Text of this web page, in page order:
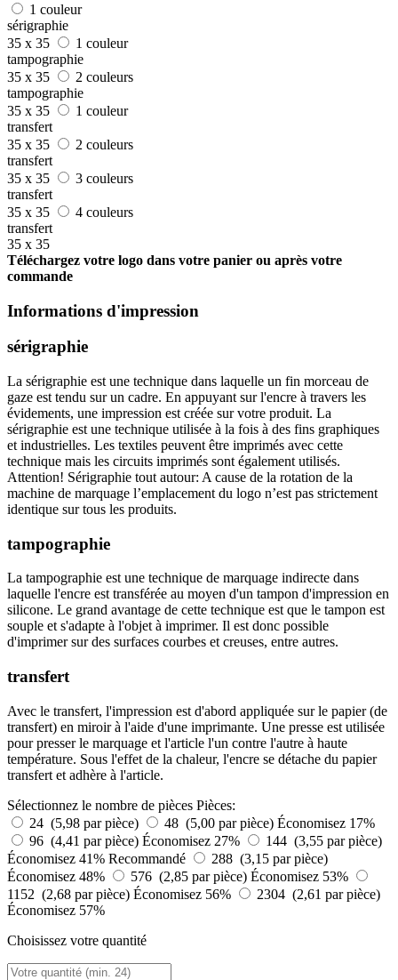
1 couleur
sérigraphie
35 x 35
1 couleur
tampographie
35 x 35
2 couleurs
tampographie
35 x 35
1 couleur
transfert
35 x 35
2 couleurs
transfert
35 x 35
3 couleurs
transfert
35 x 35
4 couleurs
transfert
35 x 35
Téléchargez votre logo dans votre panier ou après votre
commande
Informations d'impression
sérigraphie
La sérigraphie est une technique dans laquelle un fin morceau de
gaze est tendu sur un cadre. En appuyant sur l'encre à travers les
évidements, une impression est créée sur votre produit. La
sérigraphie est une technique utilisée à la fois à des fins graphiques
et industrielles. Les textiles peuvent être imprimés avec cette
technique mais les circuits imprimés sont également utilisés.
Attention! Sérigraphie tout autour: A cause de la rotation de la
machine de marquage l’emplacement du logo n’est pas strictement
identique sur tous les produits.
tampographie
La tampographie est une technique de marquage indirecte dans
laquelle l'encre est transférée au moyen d'un tampon d'impression en
silicone. Le grand avantage de cette technique est que le tampon est
souple et s'adapte à l'objet à imprimer. Il est donc possible
d'imprimer sur des surfaces courbes et creuses, entre autres.
transfert
Avec le transfert, l'impression est d'abord appliquée sur le papier (de
transfert) en miroir à l'aide d'une imprimante. Une presse est utilisée
pour presser le marquage et l'article l'un contre l'autre à haute
température. Sous l'effet de la chaleur, l'encre se détache du papier
transfert et adhère à l'article.
Sélectionnez le nombre de pièces Pièces:
24 (5,98 par pièce)
48 (5,00 par pièce) Économisez 17%
96 (4,41 par pièce) Économisez 27%
144 (3,55 par pièce)
Économisez 41% Recommandé
288 (3,15 par pièce)
Économisez 48%
576 (2,85 par pièce) Économisez 53%
1152 (2,68 par pièce) Économisez 56%
2304 (2,61 par pièce)
Économisez 57%
Choisissez votre quantité